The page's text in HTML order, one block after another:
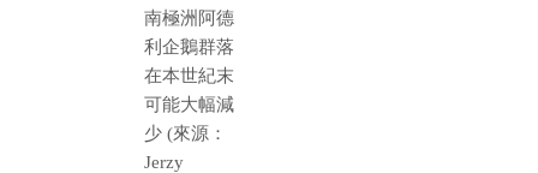
南極洲阿德
利企鵝群落
在本世紀末
可能大幅減
少 (來源：
Jerzy